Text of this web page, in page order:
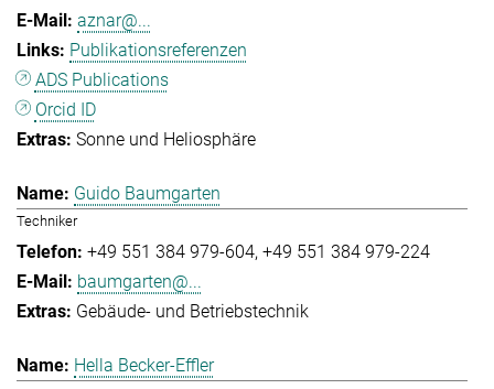
aznar@...
Publikationsreferenzen
ADS Publications
Orcid ID
Sonne und Heliosphäre
Guido Baumgarten
Techniker
+49 551 384 979-604 +49 551 384 979-224
baumgarten@...
Gebäude- und Betriebstechnik
Hella Becker-Effler